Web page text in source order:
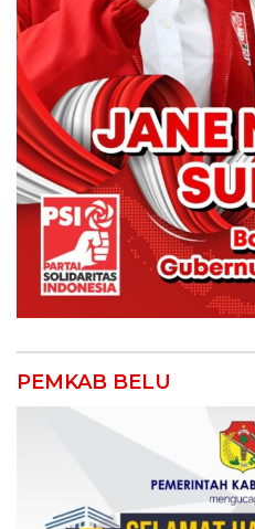
PEMKAB BELU